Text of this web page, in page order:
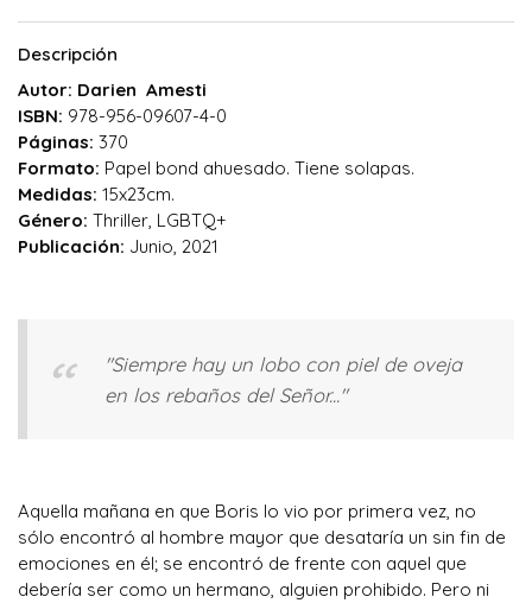
Descripción
Autor: Darien Amesti
ISBN: 978-956-09607-4-0
Páginas: 370
Formato: Papel bond ahuesado. Tiene solapas.
Medidas: 15x23cm.
Género: Thriller, LGBTQ+
Publicación: Junio, 2021
"Siempre hay un lobo con piel de oveja
en los rebaños del Señor..."
Aquella mañana en que Boris lo vio por primera vez, no
sólo encontró al hombre mayor que desataría un sin fin de
emociones en él; se encontró de frente con aquel que
debería ser como un hermano, alguien prohibido. Pero ni